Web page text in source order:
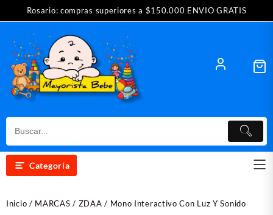
Rosario: compras superiores a $150.000 ENVIO GRATIS
Categoría
Inicio / MARCAS / ZDAA / Mono Interactivo Con Luz Y Sonido